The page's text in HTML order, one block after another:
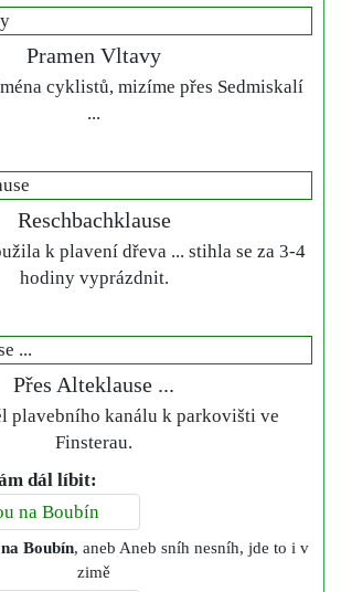
Pramen Vltavy
cyklistů, mizíme přes Sedmiskalí
...
Reschbachklause
k plavení dřeva ... stihla se za 3-4
hodiny vyprázdnit.
Přes Alteklause ...
plavebního kanálu k parkovišti ve
Finsterau.
dál líbit:
Boubín, aneb Aneb sníh nesníh, jde to i v
zimě